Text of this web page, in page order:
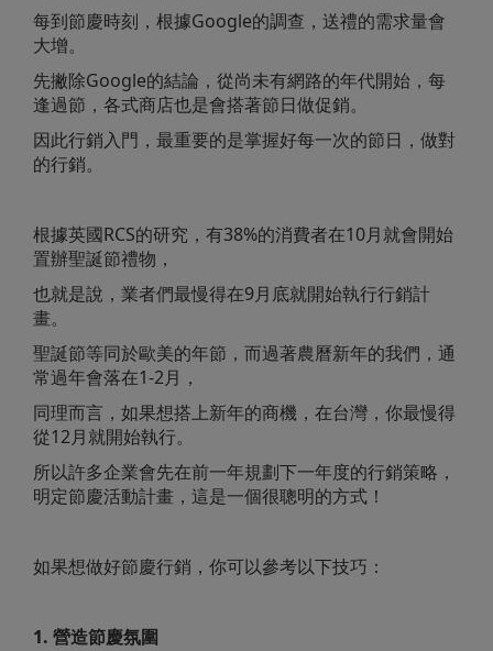
每到節慶時刻，根據Google的調查，送禮的需求量會
大增。
先撇除Google的結論，從尚未有網路的年代開始，每
逢過節，各式商店也是會搭著節日做促銷。
因此行銷入門，最重要的是掌握好每一次的節日，做對
的行銷。
根據英國RCS的研究，有38%的消費者在10月就會開始
置辦聖誕節禮物，
也就是說，業者們最慢得在9月底就開始執行行銷計
畫。
聖誕節等同於歐美的年節，而過著農曆新年的我們，通
常過年會落在1-2月，
同理而言，如果想搭上新年的商機，在台灣，你最慢得
從12月就開始執行。
所以許多企業會先在前一年規劃下一年度的行銷策略，
明定節慶活動計畫，這是一個很聰明的方式！
如果想做好節慶行銷，你可以參考以下技巧：
1. 營造節慶氛圍